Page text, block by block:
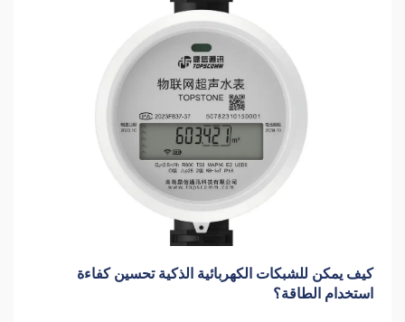
كيف يمكن للشبكات الكهربائية الذكية تحسين كفاءة
استخدام الطاقة؟